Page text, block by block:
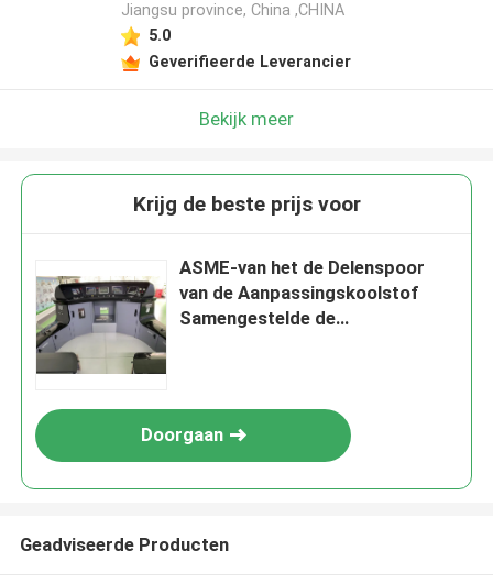
Jiangsu province, China ,CHINA
5.0
Geverifieerde Leverancier
Bekijk meer
Krijg de beste prijs voor
ASME-van het de Delenspoor
van de Aanpassingskoolstof
Samengestelde de
Doorgaan
Geadviseerde Producten